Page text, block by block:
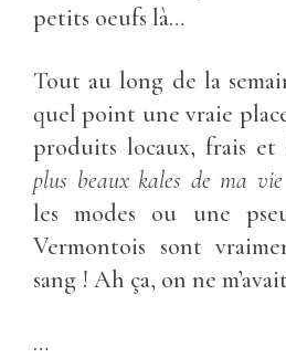
petits oeufs là…
Tout au long de la
quel point une vraie
produits locaux, frais et
plus beaux kales de ma
les modes ou une
Vermontois sont
sang ! Ah ça, on ne
…